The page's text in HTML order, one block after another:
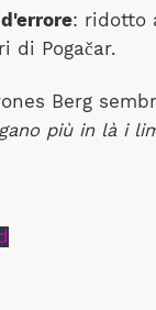
: ridotto
di Pogačar.
Berg
più in là i